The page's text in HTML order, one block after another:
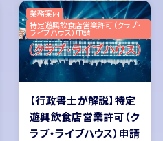
【行政書士が解説】特定
遊興飲食店営業許可（ク
ラブ・ライブハウス）申請
業務案内
特定遊興飲食店営業許可（クラブ・
ライブハウス）申請